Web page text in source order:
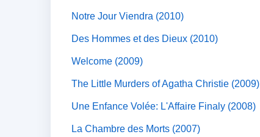
Notre Jour Viendra (2010)
Des Hommes et des Dieux (2010)
Welcome (2009)
The Little Murders of Agatha Christie (2009)
Une Enfance Volée: L'Affaire Finaly (2008)
La Chambre des Morts (2007)